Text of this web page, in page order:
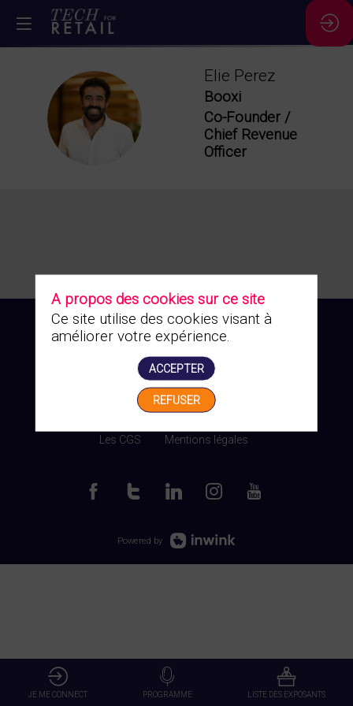
EP
Elie Perez
Booxi
Co-Founder /
Chief Revenue
Officer
Gérer mes cookies
Les CGS Mentions légales
Powered by
JE ME CONNECT PROGRAMME LISTE DES EXPOSANTS
A propos des cookies sur ce site
Ce site utilise des cookies visant à
améliorer votre expérience.
ACCEPTER
REFUSER